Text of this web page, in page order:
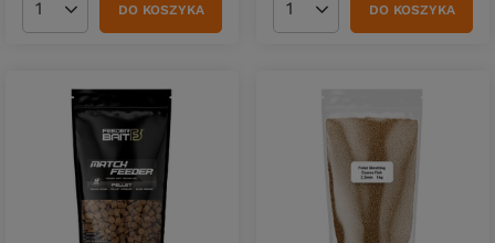
Ilość produktówDO KOSZYKA Ilość produktówDO KOSZYKA